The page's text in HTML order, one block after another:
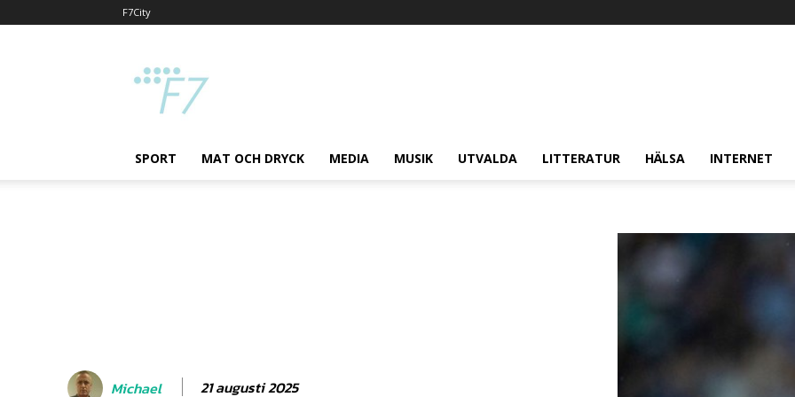
F7City
SPORT MAT OCH DRYCK MEDIA MUSIK UTVALDA LITTERATUR HÄLSA INTERNET
Michael 21 augusti 2025